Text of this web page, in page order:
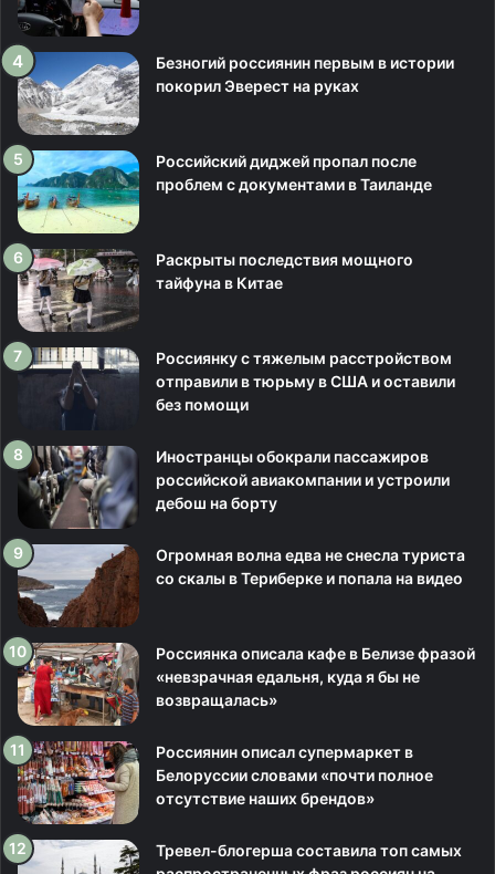
Безногий россиянин первым в истории
покорил Эверест на руках
Российский диджей пропал после
проблем с документами в Таиланде
Раскрыты последствия мощного
тайфуна в Китае
Россиянку с тяжелым расстройством
отправили в тюрьму в США и оставили
без помощи
Иностранцы обокрали пассажиров
российской авиакомпании и устроили
дебош на борту
Огромная волна едва не снесла туриста
со скалы в Териберке и попала на видео
Россиянка описала кафе в Белизе фразой
«невзрачная едальня, куда я бы не
возвращалась»
Россиянин описал супермаркет в
Белоруссии словами «почти полное
отсутствие наших брендов»
Тревел-блогерша составила топ самых